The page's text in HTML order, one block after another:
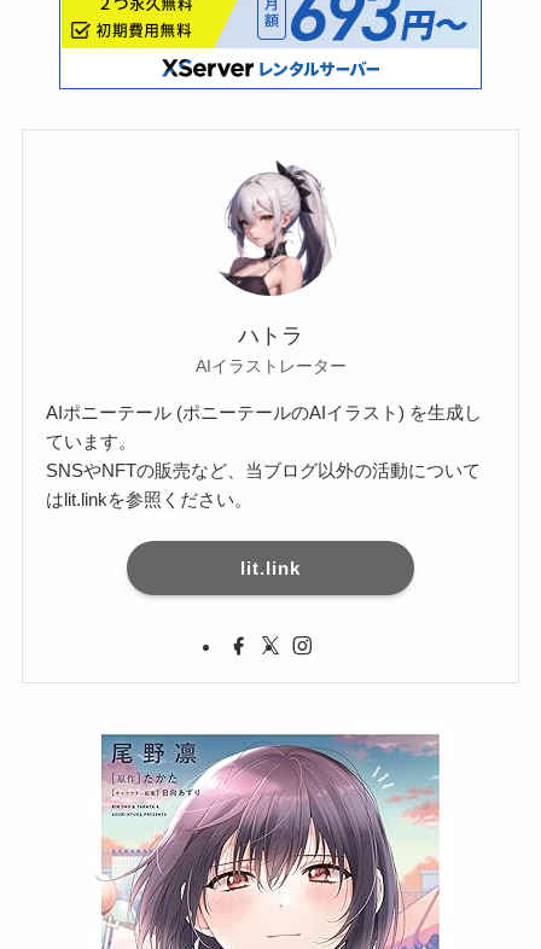
ハトラ
AIイラストレーター
AIポニーテール (ポニーテールのAIイラスト) を生成し
ています。
SNSやNFTの販売など、当ブログ以外の活動について
はlit.linkを参照ください。
lit.link